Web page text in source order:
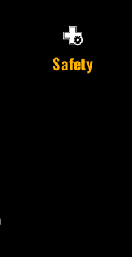
Safety